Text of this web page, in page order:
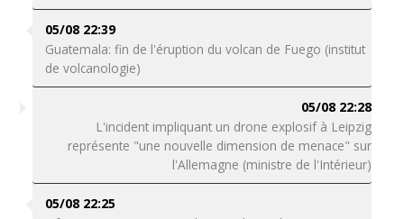
05/08 22:39
Guatemala: fin de l'éruption du volcan de Fuego (institut
de volcanologie)
05/08 22:28
L'incident impliquant un drone explosif à Leipzig
représente "une nouvelle dimension de menace" sur
l'Allemagne (ministre de l'Intérieur)
05/08 22:25